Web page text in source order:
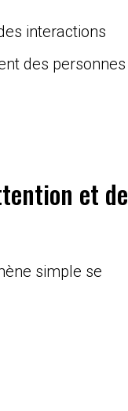
interactions
des personnes
et de
simple se